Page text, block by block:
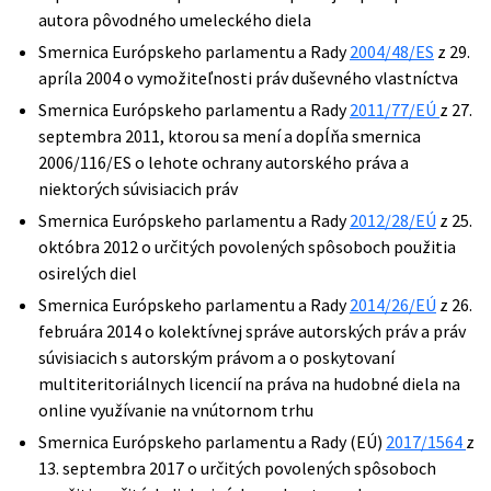
autora pôvodného umeleckého diela
Smernica Európskeho parlamentu a Rady2004/48/ES z 29.
apríla 2004 o vymožiteľnosti práv duševného vlastníctva
Smernica Európskeho parlamentu a Rady2011/77/EÚ z 27.
septembra 2011, ktorou sa mení a dopĺňa smernica
2006/116/ES o lehote ochrany autorského práva a
niektorých súvisiacich práv
Smernica Európskeho parlamentu a Rady2012/28/EÚ z 25.
októbra 2012 o určitých povolených spôsoboch použitia
osirelých diel
Smernica Európskeho parlamentu a Rady2014/26/EÚ z 26.
februára 2014 o kolektívnej správe autorských práv a práv
súvisiacich s autorským právom a o poskytovaní
multiteritoriálnych licencií na práva na hudobné diela na
online využívanie na vnútornom trhu
Smernica Európskeho parlamentu a Rady (EÚ) 2017/1564 z
13. septembra 2017 o určitých povolených spôsoboch